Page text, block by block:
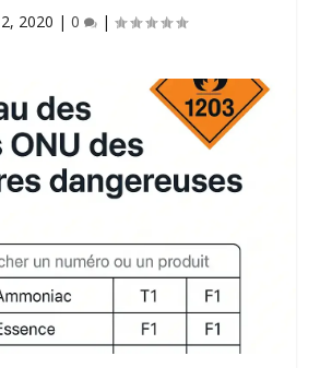
2020 | 0 |